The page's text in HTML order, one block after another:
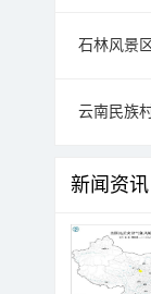
石林风景区
云南民族
新闻资讯